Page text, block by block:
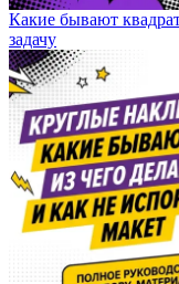
Какие бывают
задачу